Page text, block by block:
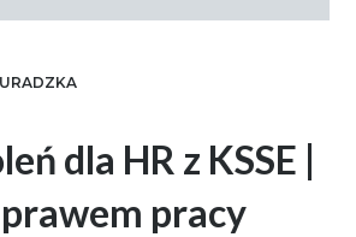
dla HR z KSSE |
pracy